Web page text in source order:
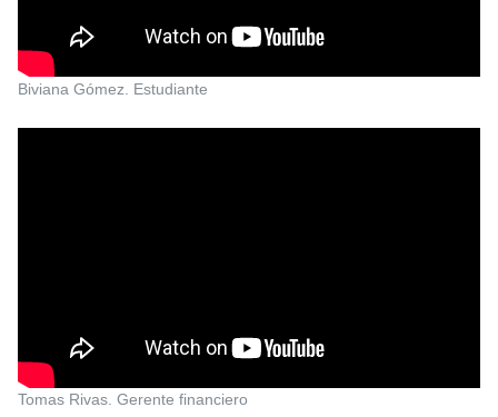
Biviana Gómez. Estudiante
Tomas Rivas. Gerente financiero